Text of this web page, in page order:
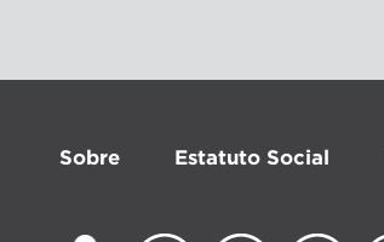
Sobre Estatuto Social